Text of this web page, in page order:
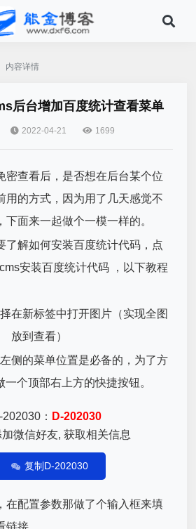
内容详情
后台增加百度统计查看菜单
2022-04-21 1699
密查看后，是否想在后台某个位
用的方式，因为用了几天感觉不
下面来一起做个一模一样的。
了解如何安装百度统计代码，点
安装百度统计代码 ，以下教程
在新标签中打开图片（实现全图
放到查看）
侧的菜单位置是必备的，为了方
个顶部右上方的快捷按钮。
202030： D-202030
加微信好友, 获取相关信息
复制D-202030
在配置参数那做了个输入框来填
接。